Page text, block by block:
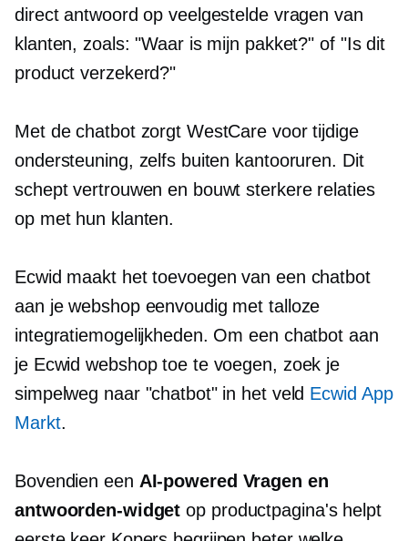
direct antwoord op veelgestelde vragen van
klanten, zoals: "Waar is mijn pakket?" of "Is dit
product verzekerd?"
Met de chatbot zorgt WestCare voor tijdige
ondersteuning, zelfs buiten kantooruren. Dit
schept vertrouwen en bouwt sterkere relaties
op met hun klanten.
Ecwid maakt het toevoegen van een chatbot
aan je webshop eenvoudig met talloze
integratiemogelijkheden. Om een ​​chatbot aan
je Ecwid webshop toe te voegen, zoek je
simpelweg naar "chatbot" in het veld Ecwid App
Markt.
Bovendien een AI-powered Vragen en
antwoorden-widget op productpagina's helpt